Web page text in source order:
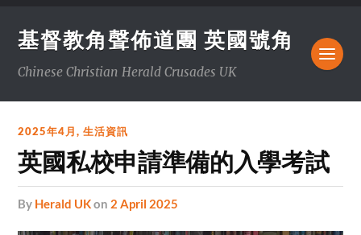
基督教角聲佈道團 英國號角
Chinese Christian Herald Crusades UK
2025年4月,生活資訊
英國私校申請準備的入學考試
by Herald UKon 2 April 2025